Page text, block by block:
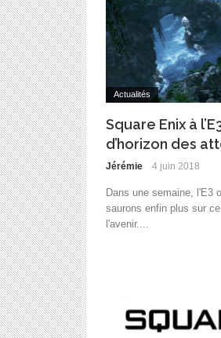
Actualités
Square Enix à
d’horizon des
Jérémie 4 juin 2018
Dans une semaine, l'E3
saurons enfin plus sur
l'avenir....